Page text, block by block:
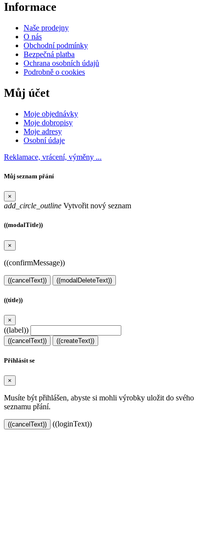
Informace
Naše prodejny
O nás
Obchodní podmínky
Bezpečná platba
Ochrana osobních údajů
Podrobně o cookies
Můj účet
Moje objednávky
Moje dobropisy
Moje adresy
Osobní údaje
Reklamace, vrácení, výměny ...
Můj seznam přání
×
add_circle_outline Vytvořit nový seznam
((modalTitle))
×
((confirmMessage))
((cancelText)) ((modalDeleteText))
((title))
×
((label))
((cancelText)) ((createText))
Přihlásit se
×
Musíte být přihlášen, abyste si mohli výrobky uložit do svého
seznamu přání.
((cancelText)) ((loginText))